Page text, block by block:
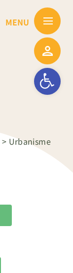
Ouvrir la
> Urbanisme